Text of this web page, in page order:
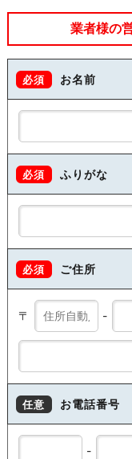
業者様の
必須 お名前
必須 ふりがな
必須 ご住所
〒 -
任意 お電話番号
-